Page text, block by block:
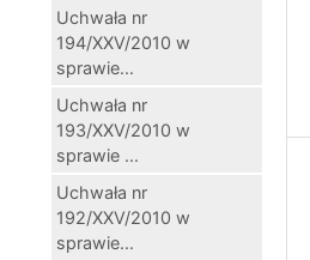
Uchwała nr
194/XXV/2010 w
sprawie...
Uchwała nr
193/XXV/2010 w
sprawie ...
Uchwała nr
192/XXV/2010 w
sprawie...